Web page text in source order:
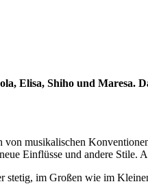
Elisa, Shiho und Maresa.
musikalischen
Einflüsse und andere Stile.
stetig, im Großen wie im